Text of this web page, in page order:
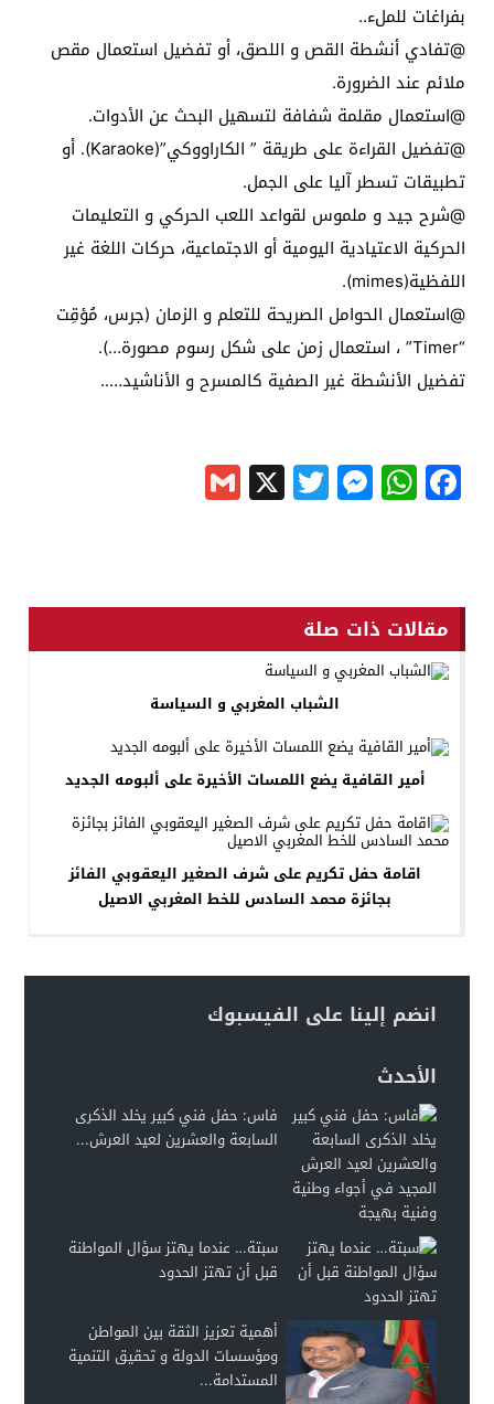
بفراغات للملء..
@تفادي أنشطة القص و اللصق، أو تفضيل استعمال مقص
ملائم عند الضرورة.
@استعمال مقلمة شفافة لتسهيل البحث عن الأدوات.
@تفضيل القراءة على طريقة ” الكاراووكي”(Karaoke). أو
تطبيقات تسطر آليا على الجمل.
@شرح جيد و ملموس لقواعد اللعب الحركي و التعليمات
الحركية الاعتيادية اليومية أو الاجتماعية، حركات اللغة غير
اللفظية(mimes).
@استعمال الحوامل الصريحة للتعلم و الزمان (جرس، مُؤقِت
“Timer” ، استعمال زمن على شكل رسوم مصورة…).
تفضيل الأنشطة غير الصفية كالمسرح و الأناشيد…..
Facebook
WhatsApp
Messenger
Twitter
X
مقالات ذات صلة
الشباب المغربي و السياسة
أمير القافية يضع اللمسات الأخيرة على ألبومه الجديد
اقامة حفل تكريم على شرف الصغير اليعقوبي الفائز
بجائزة محمد السادس للخط المغربي الاصيل
انضم إلينا على الفيسبوك
الأحدث
فاس: حفل فني كبير يخلد الذكرى
السابعة والعشرين لعيد العرش...
سبتة… عندما يهتز سؤال المواطنة
قبل أن تهتز الحدود
أهمية تعزيز الثقة بين المواطن
ومؤسسات الدولة و تحقيق التنمية
المستدامة...